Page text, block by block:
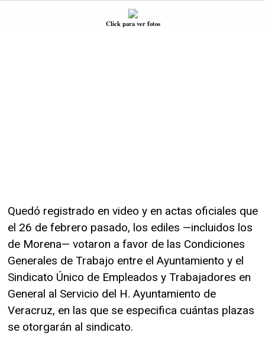
Click para ver fotos
Quedó registrado en video y en actas oficiales que
el 26 de febrero pasado, los ediles —incluidos los
de Morena— votaron a favor de las Condiciones
Generales de Trabajo entre el Ayuntamiento y el
Sindicato Único de Empleados y Trabajadores en
General al Servicio del H. Ayuntamiento de
Veracruz, en las que se especifica cuántas plazas
se otorgarán al sindicato.